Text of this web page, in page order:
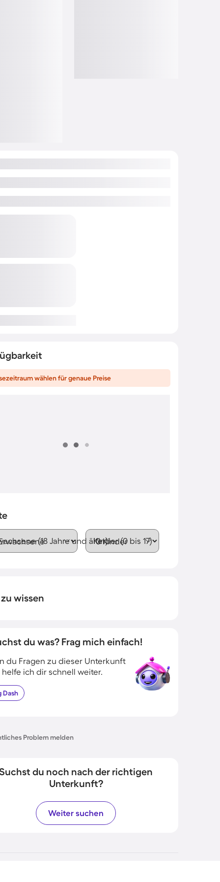
wählen für genaue Preise
(18 Jahre und älter)Kinder (0 bis 17)
wissen
du was? Frag mich einfach!
du Fragen zu dieser Unterkunft
helfe ich dir schnell weiter.
Dash
Problem melden
du noch nach der richtigen
Unterkunft?
Weiter suchen